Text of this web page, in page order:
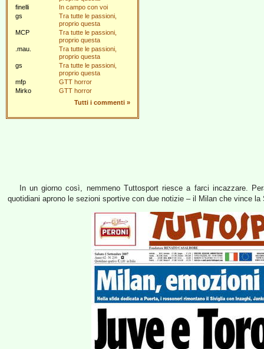
finelli
In campo con voi
gs
Tra tutte le passioni,
proprio questa
MCP
Tra tutte le passioni,
proprio questa
.mau.
Tra tutte le passioni,
proprio questa
gs
Tra tutte le passioni,
proprio questa
mfp
GTT horror
Mirko
GTT horror
Tutti i commenti »
In un giorno così, nemmeno Tuttosport riesce a farci incazzare.
quotidiani aprono le sezioni sportive con due notizie – il Milan che vince